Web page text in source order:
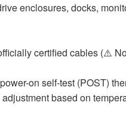
enclosures, docks,
certified cables (⚠️
on self-test (POST)
based on